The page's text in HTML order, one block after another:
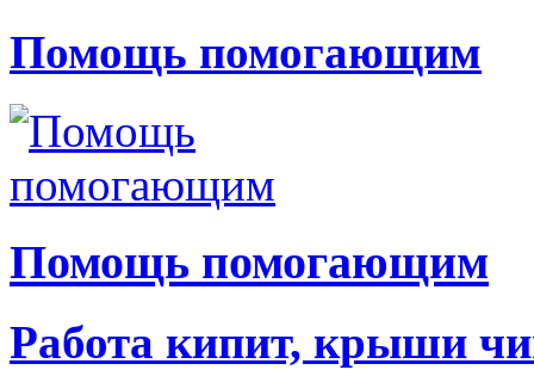
Помощь помогающим
Помощь помогающим
Работа кипит, крыши